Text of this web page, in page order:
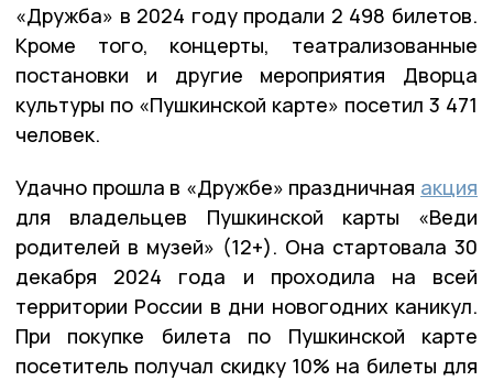
«Дружба» в 2024 году продали 2 498 билетов.
Кроме того, концерты, театрализованные
постановки и другие мероприятия Дворца
культуры по «Пушкинской карте» посетил 3 471
человек.
Удачно прошла в «Дружбе» праздничная акция
для владельцев Пушкинской карты «Веди
родителей в музей» (12+). Она стартовала 30
декабря 2024 года и проходила на всей
территории России в дни новогодних каникул.
При покупке билета по Пушкинской карте
посетитель получал скидку 10% на билеты для